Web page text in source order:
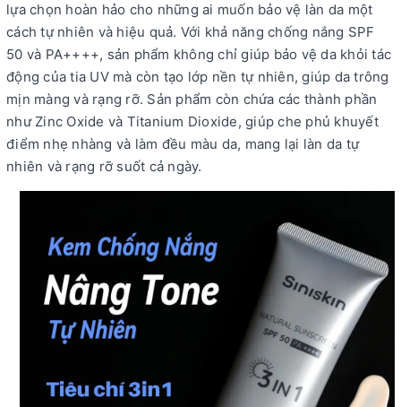
lựa chọn hoàn hảo cho những ai muốn bảo vệ làn da một
cách tự nhiên và hiệu quả. Với khả năng chống nắng SPF
50 và PA++++, sản phẩm không chỉ giúp bảo vệ da khỏi tác
động của tia UV mà còn tạo lớp nền tự nhiên, giúp da trông
mịn màng và rạng rỡ. Sản phẩm còn chứa các thành phần
như Zinc Oxide và Titanium Dioxide, giúp che phủ khuyết
điểm nhẹ nhàng và làm đều màu da, mang lại làn da tự
nhiên và rạng rỡ suốt cả ngày.